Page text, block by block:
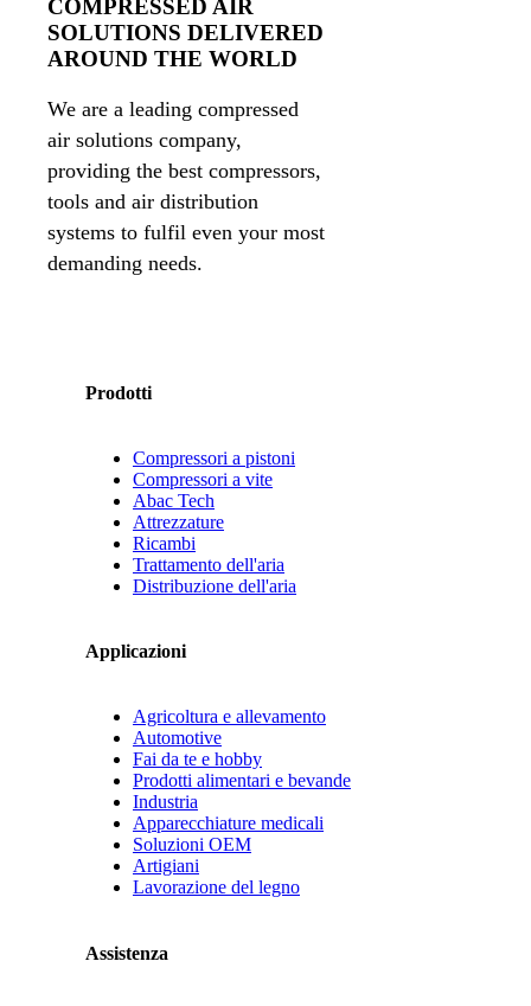
COMPRESSED AIR
SOLUTIONS DELIVERED
AROUND THE WORLD
We are a leading compressed
air solutions company,
providing the best compressors,
tools and air distribution
systems to fulfil even your most
demanding needs.
Prodotti
Compressori a pistoni
Compressori a vite
Abac Tech
Attrezzature
Ricambi
Trattamento dell'aria
Distribuzione dell'aria
Applicazioni
Agricoltura e allevamento
Automotive
Fai da te e hobby
Prodotti alimentari e bevande
Industria
Apparecchiature medicali
Soluzioni OEM
Artigiani
Lavorazione del legno
Assistenza